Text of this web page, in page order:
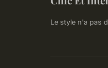
Le style n'a pas